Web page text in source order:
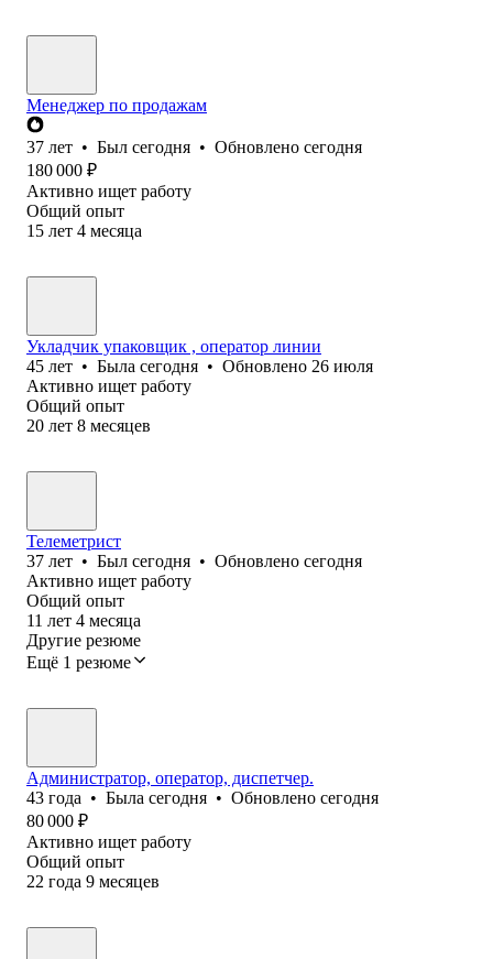
Менеджер по продажам
37 лет • Был сегодня • Обновлено сегодня
180 000 ₽
Активно ищет работу
Общий опыт
15 лет 4 месяца
Укладчик упаковщик , оператор линии
45 лет • Была сегодня • Обновлено 26 июля
Активно ищет работу
Общий опыт
20 лет 8 месяцев
Телеметрист
37 лет • Был сегодня • Обновлено сегодня
Активно ищет работу
Общий опыт
11 лет 4 месяца
Другие резюме
Ещё 1 резюме
Администратор, оператор, диспетчер.
43 года • Была сегодня • Обновлено сегодня
80 000 ₽
Активно ищет работу
Общий опыт
22 года 9 месяцев